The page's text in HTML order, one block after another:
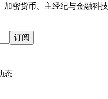
加密货币、主经纪与金融科技
订阅
态